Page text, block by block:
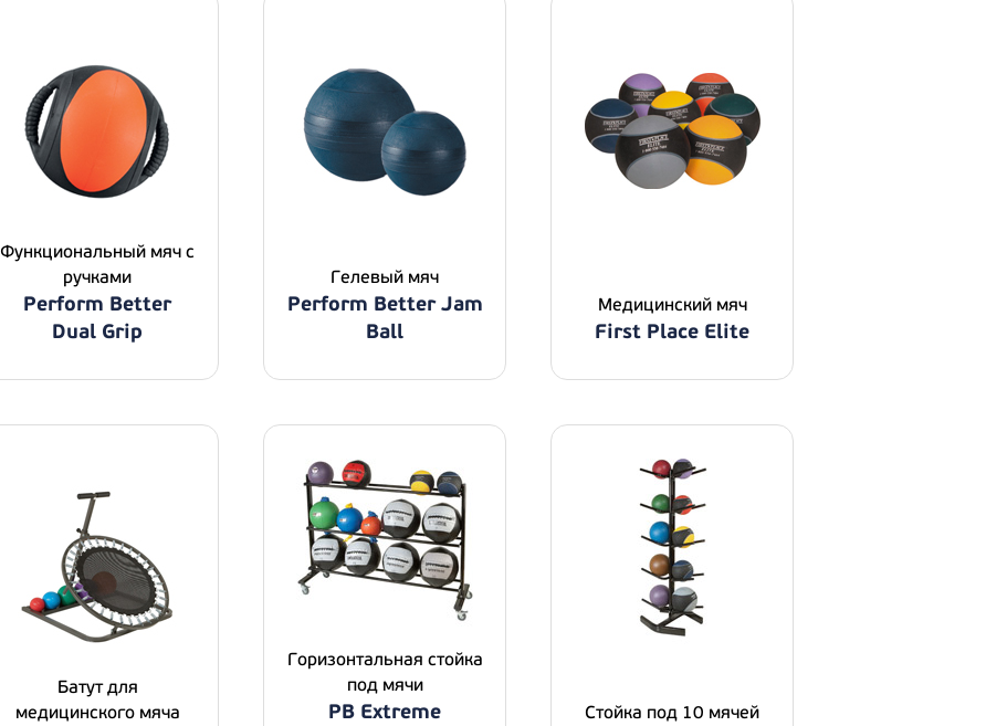
Функциональный мяч с
ручками
Perform Better
Dual Grip
Гелевый мяч
Perform Better Jam
Ball
Медицинский мяч
First Place Elite
Батут для
медицинского мяча
Горизонтальная стойка
под мячи
PB Extreme
Стойка под 10 мячей